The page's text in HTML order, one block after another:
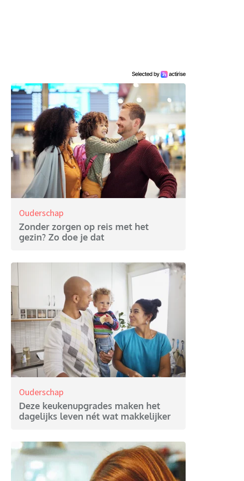
Ouderschap
Zonder zorgen op reis met het
gezin? Zo doe je dat
Ouderschap
Deze keukenupgrades maken het
dagelijks leven nét wat makkelijker